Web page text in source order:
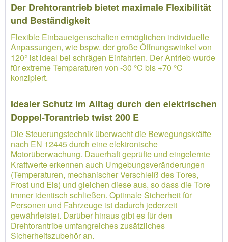
Der Drehtorantrieb bietet maximale Flexibilität
und Beständigkeit
Flexible Einbaueigenschaften ermöglichen individuelle
Anpassungen, wie bspw. der große Öffnungswinkel von
120° ist ideal bei schrägen Einfahrten. Der Antrieb wurde
für extreme Temparaturen von -30 °C bis +70 °C
konzipiert.
Idealer Schutz im Alltag durch den elektrischen
Doppel-Torantrieb twist 200 E
Die Steuerungstechnik überwacht die Bewegungskräfte
nach EN 12445 durch eine elektronische
Motorüberwachung. Dauerhaft geprüfte und eingelernte
Kraftwerte erkennen auch Umgebungsveränderungen
(Temperaturen, mechanischer Verschleiß des Tores,
Frost und Eis) und gleichen diese aus, so dass die Tore
immer identisch schließen. Optimale Sicherheit für
Personen und Fahrzeuge ist dadurch jederzeit
gewährleistet. Darüber hinaus gibt es für den
Drehtorantribe umfangreiches zusätzliches
Sicherheitszubehör an.